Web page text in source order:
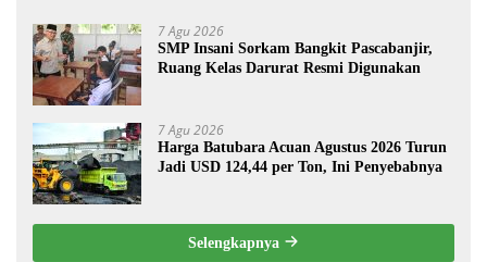
7 Agu 2026
SMP Insani Sorkam Bangkit Pascabanjir,
Ruang Kelas Darurat Resmi Digunakan
7 Agu 2026
Harga Batubara Acuan Agustus 2026 Turun
Jadi USD 124,44 per Ton, Ini Penyebabnya
Selengkapnya